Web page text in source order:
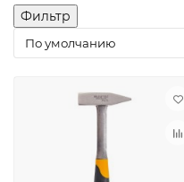
Фильтр